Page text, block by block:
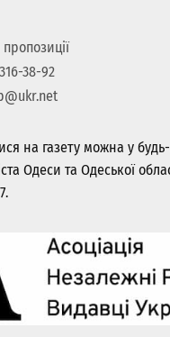
38-92
на газету можна у
Одеси та Одеської